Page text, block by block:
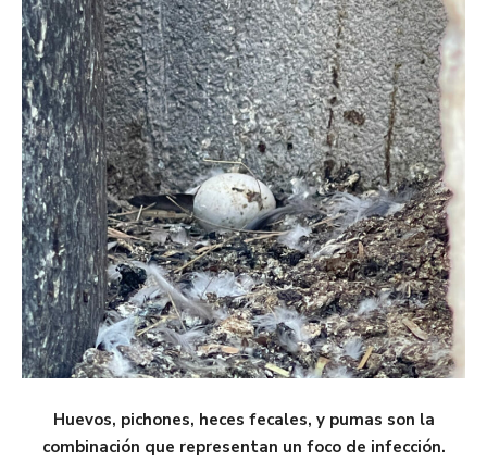
Huevos, pichones, heces fecales, y pumas son la
combinación que representan un foco de infección.